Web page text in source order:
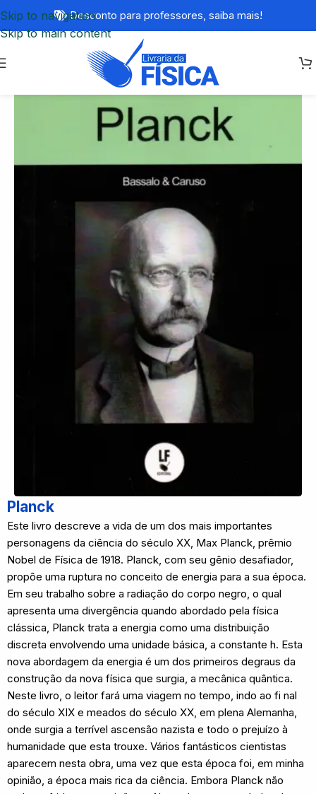
Skip to navigation
Skip to main content
Desconto para professores, saiba mais!
Planck
Este livro descreve a vida de um dos mais importantes
personagens da ciência do século XX, Max Planck, prêmio
Nobel de Física de 1918. Planck, com seu gênio desafiador,
propõe uma ruptura no conceito de energia para a sua época.
Em seu trabalho sobre a radiação do corpo negro, o qual
apresenta uma divergência quando abordado pela física
clássica, Planck trata a energia como uma distribuição
discreta envolvendo uma unidade básica, a constante h. Esta
nova abordagem da energia é um dos primeiros degraus da
construção da nova física que surgia, a mecânica quântica.
Neste livro, o leitor fará uma viagem no tempo, indo ao fi nal
do século XIX e meados do século XX, em plena Alemanha,
onde surgia a terrível ascensão nazista e todo o prejuízo à
humanidade que esta trouxe. Vários fantásticos cientistas
aparecem nesta obra, uma vez que esta época foi, em minha
opinião, a época mais rica da ciência. Embora Planck não